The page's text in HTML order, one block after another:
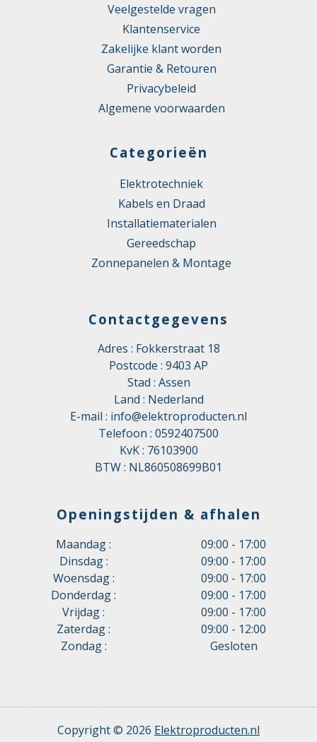
Veelgestelde vragen
Klantenservice
Zakelijke klant worden
Garantie & Retouren
Privacybeleid
Algemene voorwaarden
Categorieën
Elektrotechniek
Kabels en Draad
Installatiematerialen
Gereedschap
Zonnepanelen & Montage
Contactgegevens
Adres : Fokkerstraat 18
Postcode : 9403 AP
Stad : Assen
Land : Nederland
E-mail : info@elektroproducten.nl
Telefoon : 0592407500
KvK : 76103900
BTW : NL860508699B01
Openingstijden & afhalen
Maandag :
09:00 - 17:00
Dinsdag :
09:00 - 17:00
Woensdag :
09:00 - 17:00
Donderdag :
09:00 - 17:00
Vrijdag :
09:00 - 17:00
Zaterdag :
09:00 - 12:00
Zondag :
Gesloten
Copyright © 2026 Elektroproducten.nl